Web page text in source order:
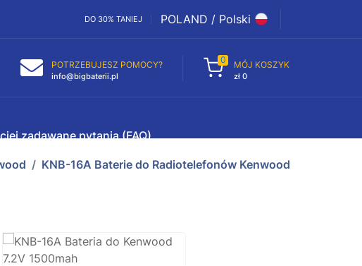
DO 30% TANIEJ POLAND / Polski
POTRZEBUJESZ POMOCY?
info@bigbaterii.pl
0 MÓJ KOSZYK
zł 0
zadawane pytania (FAQ)
KNB-16A Baterie do Radiotelefonów Kenwood